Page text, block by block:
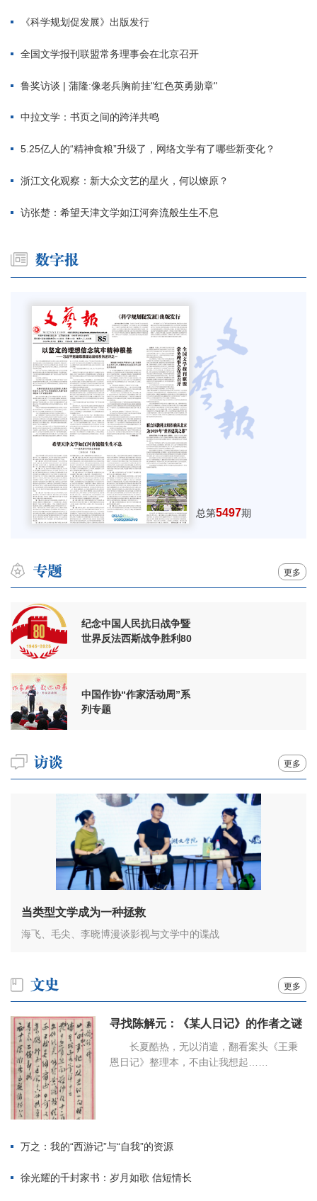
《科学规划促发展》出版发行
全国文学报刊联盟常务理事会在北京召开
鲁奖访谈 | 蒲隆:像老兵胸前挂"红色英勇勋章"
中拉文学：书页之间的跨洋共鸣
5.25亿人的“精神食粮”升级了，网络文学有了哪些新变化？
浙江文化观察：新大众文艺的星火，何以燎原？
访张楚：希望天津文学如江河奔流般生生不息
总第5497期
更多
纪念中国人民抗日战争暨
世界反法西斯战争胜利80
中国作协“作家活动周”系
列专题
更多
当类型文学成为一种拯救
海飞、毛尖、李晓博漫谈影视与文学中的谍战
更多
寻找陈解元：《某人日记》的作者之谜
长夏酷热，无以消遣，翻看案头《王秉
恩日记》整理本，不由让我想起……
万之：我的“西游记”与“自我”的资源
徐光耀的千封家书：岁月如歌 信短情长